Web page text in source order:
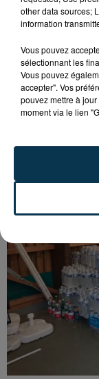
15 000
other data sources;
information
Vous pouvez
sélectionnant les
Vous pouvez
accepter". Vos
pouvez mettre à
moment via le lien